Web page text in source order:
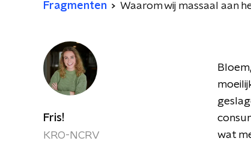
Fragmenten Waarom wij massaal aan
Fris!
KRO-NCRV
wat